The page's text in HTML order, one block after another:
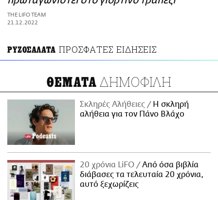
ΑΜΠΑ
PRINT
THE LIFO TEAM
21.12.2022
ΡΥΖΟΣΑΛΑΤΑ ΠΡΟΣΦΑΤΕΣ ΕΙΔΗΣΕΙΣ
ΘΕΜΑΤΑ ΔΗΜΟΦΙΛΗ
Σκληρές Αλήθειες
H σκληρή
αλήθεια για τον Πάνο Βλάχο
20 χρόνια LiFO
Από όσα βιβλία
διάβασες τα τελευταία 20 χρόνια,
αυτό ξεχωρίζεις